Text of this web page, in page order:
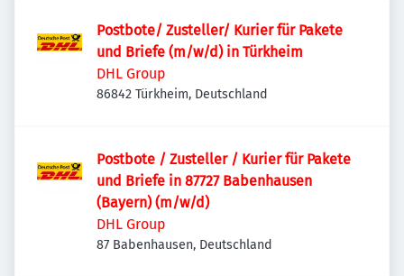
Postbote/ Zusteller/ Kurier für Pakete
und Briefe (m/w/d) in Türkheim
DHL Group
86842 Türkheim, Deutschland
Postbote / Zusteller / Kurier für Pakete
und Briefe in 87727 Babenhausen
(Bayern) (m/w/d)
DHL Group
87 Babenhausen, Deutschland